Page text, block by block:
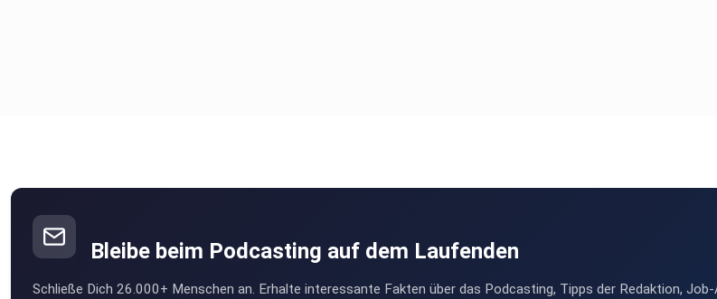
Bleibe beim Podcasting auf dem Laufenden
Schließe Dich 26.000+ Menschen an. Erhalte interessante Fakten über das Podcasting, Tipps der Redaktion,